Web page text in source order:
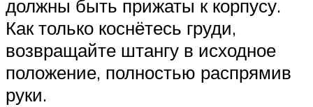
должны быть прижаты к корпусу.
Как только коснётесь груди,
возвращайте штангу в исходное
положение, полностью распрямив
руки.